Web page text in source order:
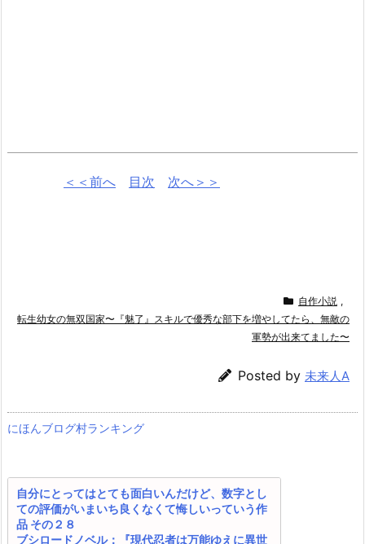
＜＜前へ 目次 次へ＞＞
自作小説 ,
転生幼女の無双国家〜『魅了』スキルで優秀な部下を増やしてたら、無敵の
軍勢が出来てました〜
Posted by 未来人A
にほんブログ村ランキング
自分にとってはとても面白いんだけど、数字とし
ての評価がいまいち良くなくて悔しいっていう作
品 その２８
ブシロードノベル：『現代忍者は万能ゆえに異世